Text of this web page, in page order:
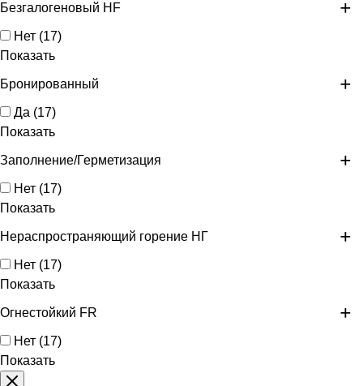
Безгалогеновый HF
Нет (17)
Показать
Бронированный
Да (17)
Показать
Заполнение/Герметизация
Нет (17)
Показать
Нераспространяющий горение НГ
Нет (17)
Показать
Огнестойкий FR
Нет (17)
Показать